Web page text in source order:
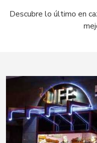
Descubre lo último en